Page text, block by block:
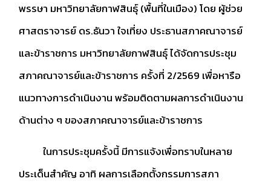
พรรษา มหาวิทยาลัยกาฬสินธุ์ (พื้นที่ในเมือง) โดย ผู้ช่วย
ศาสตราจารย์ ดร.ธันวา ใจเที่ยง ประธานสภาคณาจารย์
และข้าราชการ มหาวิทยาลัยกาฬสินธุ์ ได้จัดการประชุม
สภาคณาจารย์และข้าราชการ ครั้งที่ 2/2569 เพื่อหารือ
แนวทางการดำเนินงาน พร้อมติดตามผลการดำเนินงาน
ด้านต่าง ๆ ของสภาคณาจารย์และข้าราชการ
ในการประชุมครั้งนี้ มีการแจ้งเพื่อทราบในหลาย
ประเด็นสำคัญ อาทิ ผลการเลือกตั้งกรรมการสภา